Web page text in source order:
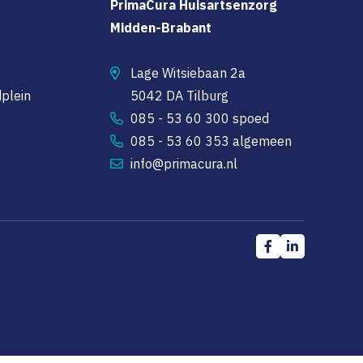
PrimaCura Huisartsenzorg
Midden-Brabant
Lage Witsiebaan 2a
5042 DA Tilburg
085 - 53 60 300 spoed
085 - 53 60 353 algemeen
info@primacura.nl